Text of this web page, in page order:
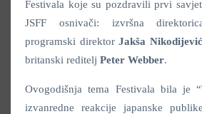
Festivala koje su pozdravili prvi
JSFF osnivači: izvršna
programski direktorJakša Nikodijević
britanski reditelj Peter Webber.
Ovogodišnja tema Festivala bila je
izvanredne reakcije japanske